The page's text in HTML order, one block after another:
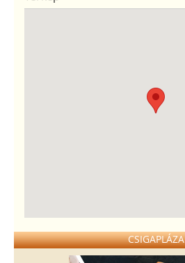
CSIGAPLÁZA